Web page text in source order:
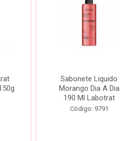
Sabonete Liquido
Morango Dia A Dia
190 Ml Labotrat
Código: 9791